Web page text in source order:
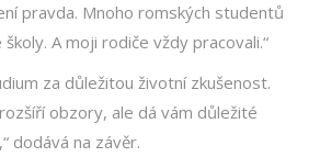
pravda. Mnoho romských studentů
A moji rodiče vždy pracovali.“
za důležitou životní zkušenost.
obzory, ale dá vám důležité
dodává na závěr.